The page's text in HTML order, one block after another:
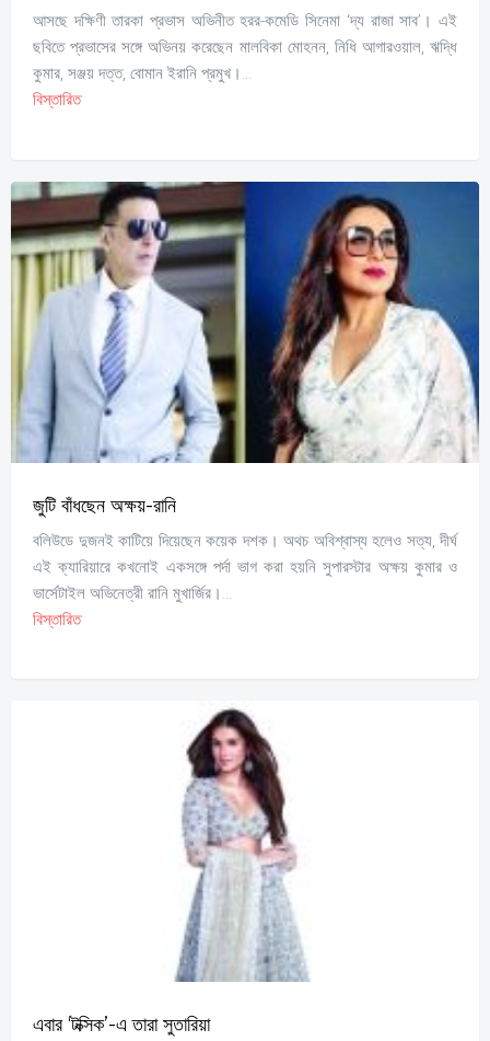
আসছে দক্ষিণী তারকা প্রভাস অভিনীত হরর-কমেডি সিনেমা ‘দ্য রাজা সাব’। এই
ছবিতে প্রভাসের সঙ্গে অভিনয় করেছেন মালবিকা মোহনন, নিধি আগারওয়াল, ঋদ্ধি
কুমার, সঞ্জয় দত্ত, বোমান ইরানি প্রমুখ।...
বিস্তারিত
জুটি বাঁধছেন অক্ষয়-রানি
বলিউডে দুজনই কাটিয়ে দিয়েছেন কয়েক দশক। অথচ অবিশ্বাস্য হলেও সত্য, দীর্ঘ
এই ক্যারিয়ারে কখনোই একসঙ্গে পর্দা ভাগ করা হয়নি সুপারস্টার অক্ষয় কুমার ও
ভার্সেটাইল অভিনেত্রী রানি মুখার্জির।...
বিস্তারিত
এবার ‘টক্সিক’-এ তারা সুতারিয়া